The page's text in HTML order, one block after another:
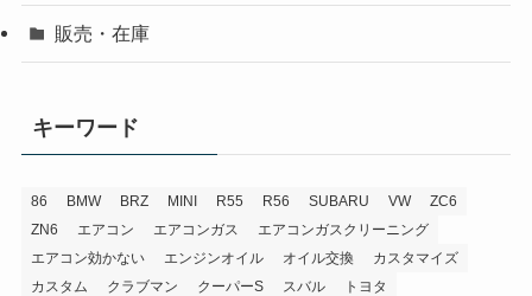
販売・在庫
キーワード
86 BMW BRZ MINI R55 R56 SUBARU VW
ZC6
ZN6
エアコン エアコンガス
エアコンガスクリーニング
エアコン効かない
エンジンオイル オイル交換
カスタマイズ
カスタム
クラブマン クーパーS スバル トヨタ